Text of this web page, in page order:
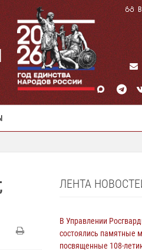
ЛЕНТА
В Управлении
состоялись памятные
посвященные 108-